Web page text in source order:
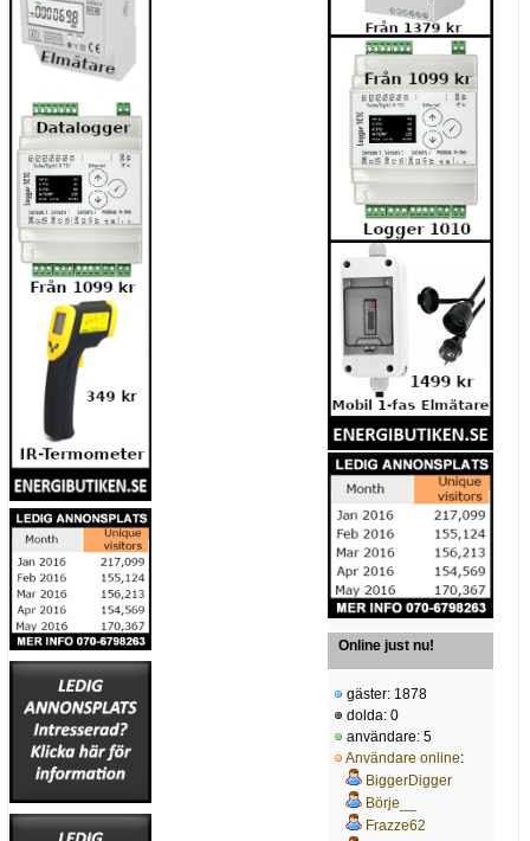
Online just nu!
gäster: 1878
dolda: 0
användare: 5
Användare online:
BiggerDigger
Börje__
Frazze62